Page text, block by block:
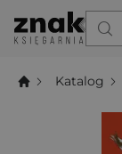
Katalog